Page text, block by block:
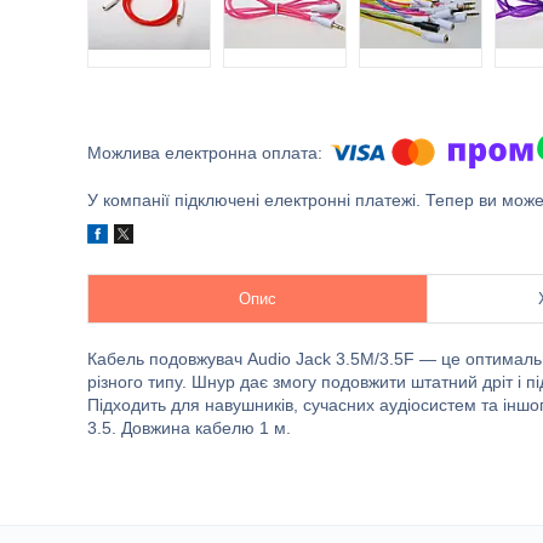
У компанії підключені електронні платежі. Тепер ви
Опис
Кабель подовжувач Audio Jack 3.5M/3.5F — це
різного типу. Шнур дає змогу подовжити штатний дріт і
Підходить для навушників, сучасних аудіосистем та
3.5. Довжина кабелю 1 м.